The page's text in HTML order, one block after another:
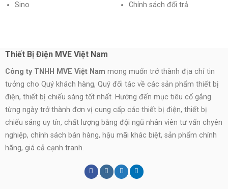
Chính sách đổi trả
Sino
Thiết Bị Điện MVE Việt Nam
Công ty TNHH MVE Việt Nam mong muốn trở thành địa chỉ tin
tưởng cho Quý khách hàng, Quý đối tác về các sản phẩm thiết bị
điện, thiết bị chiếu sáng tốt nhất. Hướng đến mục tiêu cố gắng
từng ngày trở thành đơn vị cung cấp các thiết bị điện, thiết bị
chiếu sáng uy tín, chất lượng bằng đội ngũ nhân viên tư vấn chyên
nghiệp, chính sách bán hàng, hậu mãi khác biệt, sản phẩm chính
hãng, giá cả cạnh tranh.